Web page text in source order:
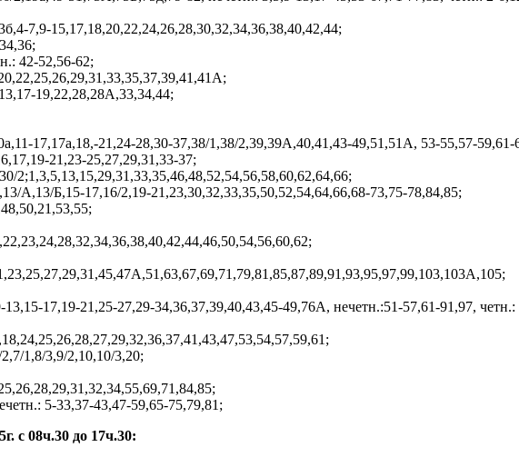
7,9-15,17,18,20,22,24,26,28,30,32,34,36,38,40,42,44;
42-52,56-62;
19,22,28,28А,33,34,44;
17,17а,18,-21,24-28,30-37,38/1,38/2,39,39А,40,41,43-49,51,51А, 53-55,57-
21,23-25,27,29,31,33-37;
2;1,3,5,13,15,29,31,33,35,46,48,52,54,56,58,60,62,64,66;
А,13/Б,15-17,16/2,19-21,23,30,32,33,35,50,52,54,64,66,68-73,75-78,84,85;
17,19-21,25-27,29-34,36,37,39,40,43,45-49,76А, нечетн.:51-57,61-91,97, четн.:
1,8/3,9/2,10,10/3,20;
5-33,37-43,47-59,65-75,79,81;
с 08ч.30 до 17ч.30: